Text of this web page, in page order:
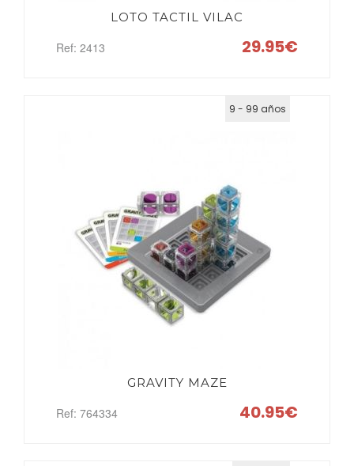
LOTO TACTIL VILAC
Ref: 2413 29.95€
9 - 99 años
GRAVITY MAZE
Ref: 764334 40.95€